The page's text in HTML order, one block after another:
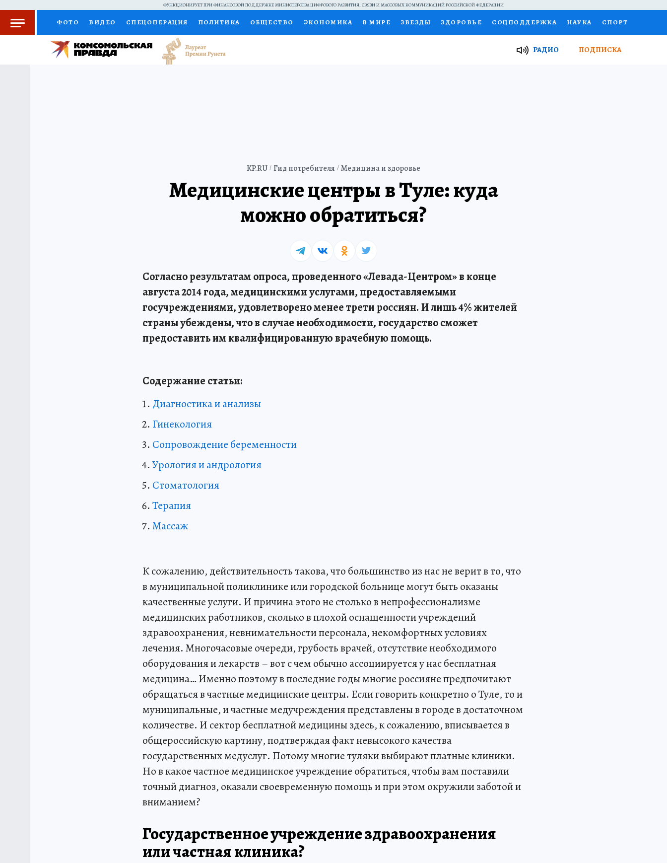
ФУНКЦИОНИРУЕТ ПРИ ФИНАНСОВОЙ ПОДДЕРЖКЕ МИНИСТЕРСТВА ЦИФРОВОГО РАЗВИТИЯ, СВЯЗИ И МАССОВЫХ КОММУНИКАЦИЙ РОССИЙСКОЙ ФЕДЕРАЦИИ
ФОТО ВИДЕО СПЕЦОПЕРАЦИЯ ПОЛИТИКА ОБЩЕСТВО ЭКОНОМИКА В МИРЕ ЗВЕЗДЫ ЗДОРОВЬЕ СОЦПОДДЕРЖКА НАУКА СПОРТ
КОЛУМНИСТЫ ПРОИСШЕСТВИЯ НАЦИОНАЛЬНЫЕ ПРОЕКТЫ РОССИИ Я ЗНАЮ СЕМЬЯ
РАДИО ПОДПИСКА
KP.RU Гид потребителя Медицина и здоровье
Медицинские центры в Туле: куда
можно обратиться?
Согласно результатам опроса, проведенного «Левада-Центром» в конце
августа 2014 года, медицинскими услугами, предоставляемыми
госучреждениями, удовлетворено менее трети россиян. И лишь 4% жителей
страны убеждены, что в случае необходимости, государство сможет
предоставить им квалифицированную врачебную помощь.
Содержание статьи:
Диагностика и анализы
Гинекология
Сопровождение беременности
Урология и андрология
Стоматология
Терапия
Массаж
К сожалению, действительность такова, что большинство из нас не верит в то, что
в муниципальной поликлинике или городской больнице могут быть оказаны
качественные услуги. И причина этого не столько в непрофессионализме
медицинских работников, сколько в плохой оснащенности учреждений
здравоохранения, невнимательности персонала, некомфортных условиях
лечения. Многочасовые очереди, грубость врачей, отсутствие необходимого
оборудования и лекарств – вот с чем обычно ассоциируется у нас бесплатная
медицина… Именно поэтому в последние годы многие россияне предпочитают
обращаться в частные медицинские центры. Если говорить конкретно о Туле, то и
муниципальные, и частные медучреждения представлены в городе в достаточном
количестве. И сектор бесплатной медицины здесь, к сожалению, вписывается в
общероссийскую картину, подтверждая факт невысокого качества
государственных медуслуг. Потому многие туляки выбирают платные клиники.
Но в какое частное медицинское учреждение обратиться, чтобы вам поставили
точный диагноз, оказали своевременную помощь и при этом окружили заботой и
вниманием?
Государственное учреждение здравоохранения
или частная клиника?